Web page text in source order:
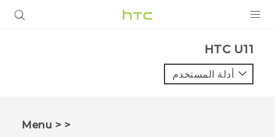
VIVE
HTC U11‎
أدلة المستخدم
< < Menu